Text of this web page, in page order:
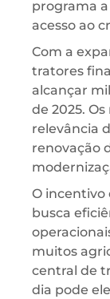
programa
acesso ao
Com a
tratores
alcançar
de 2025.
relevância
renovação
O incentivo
busca
muitos
central de
dia pode